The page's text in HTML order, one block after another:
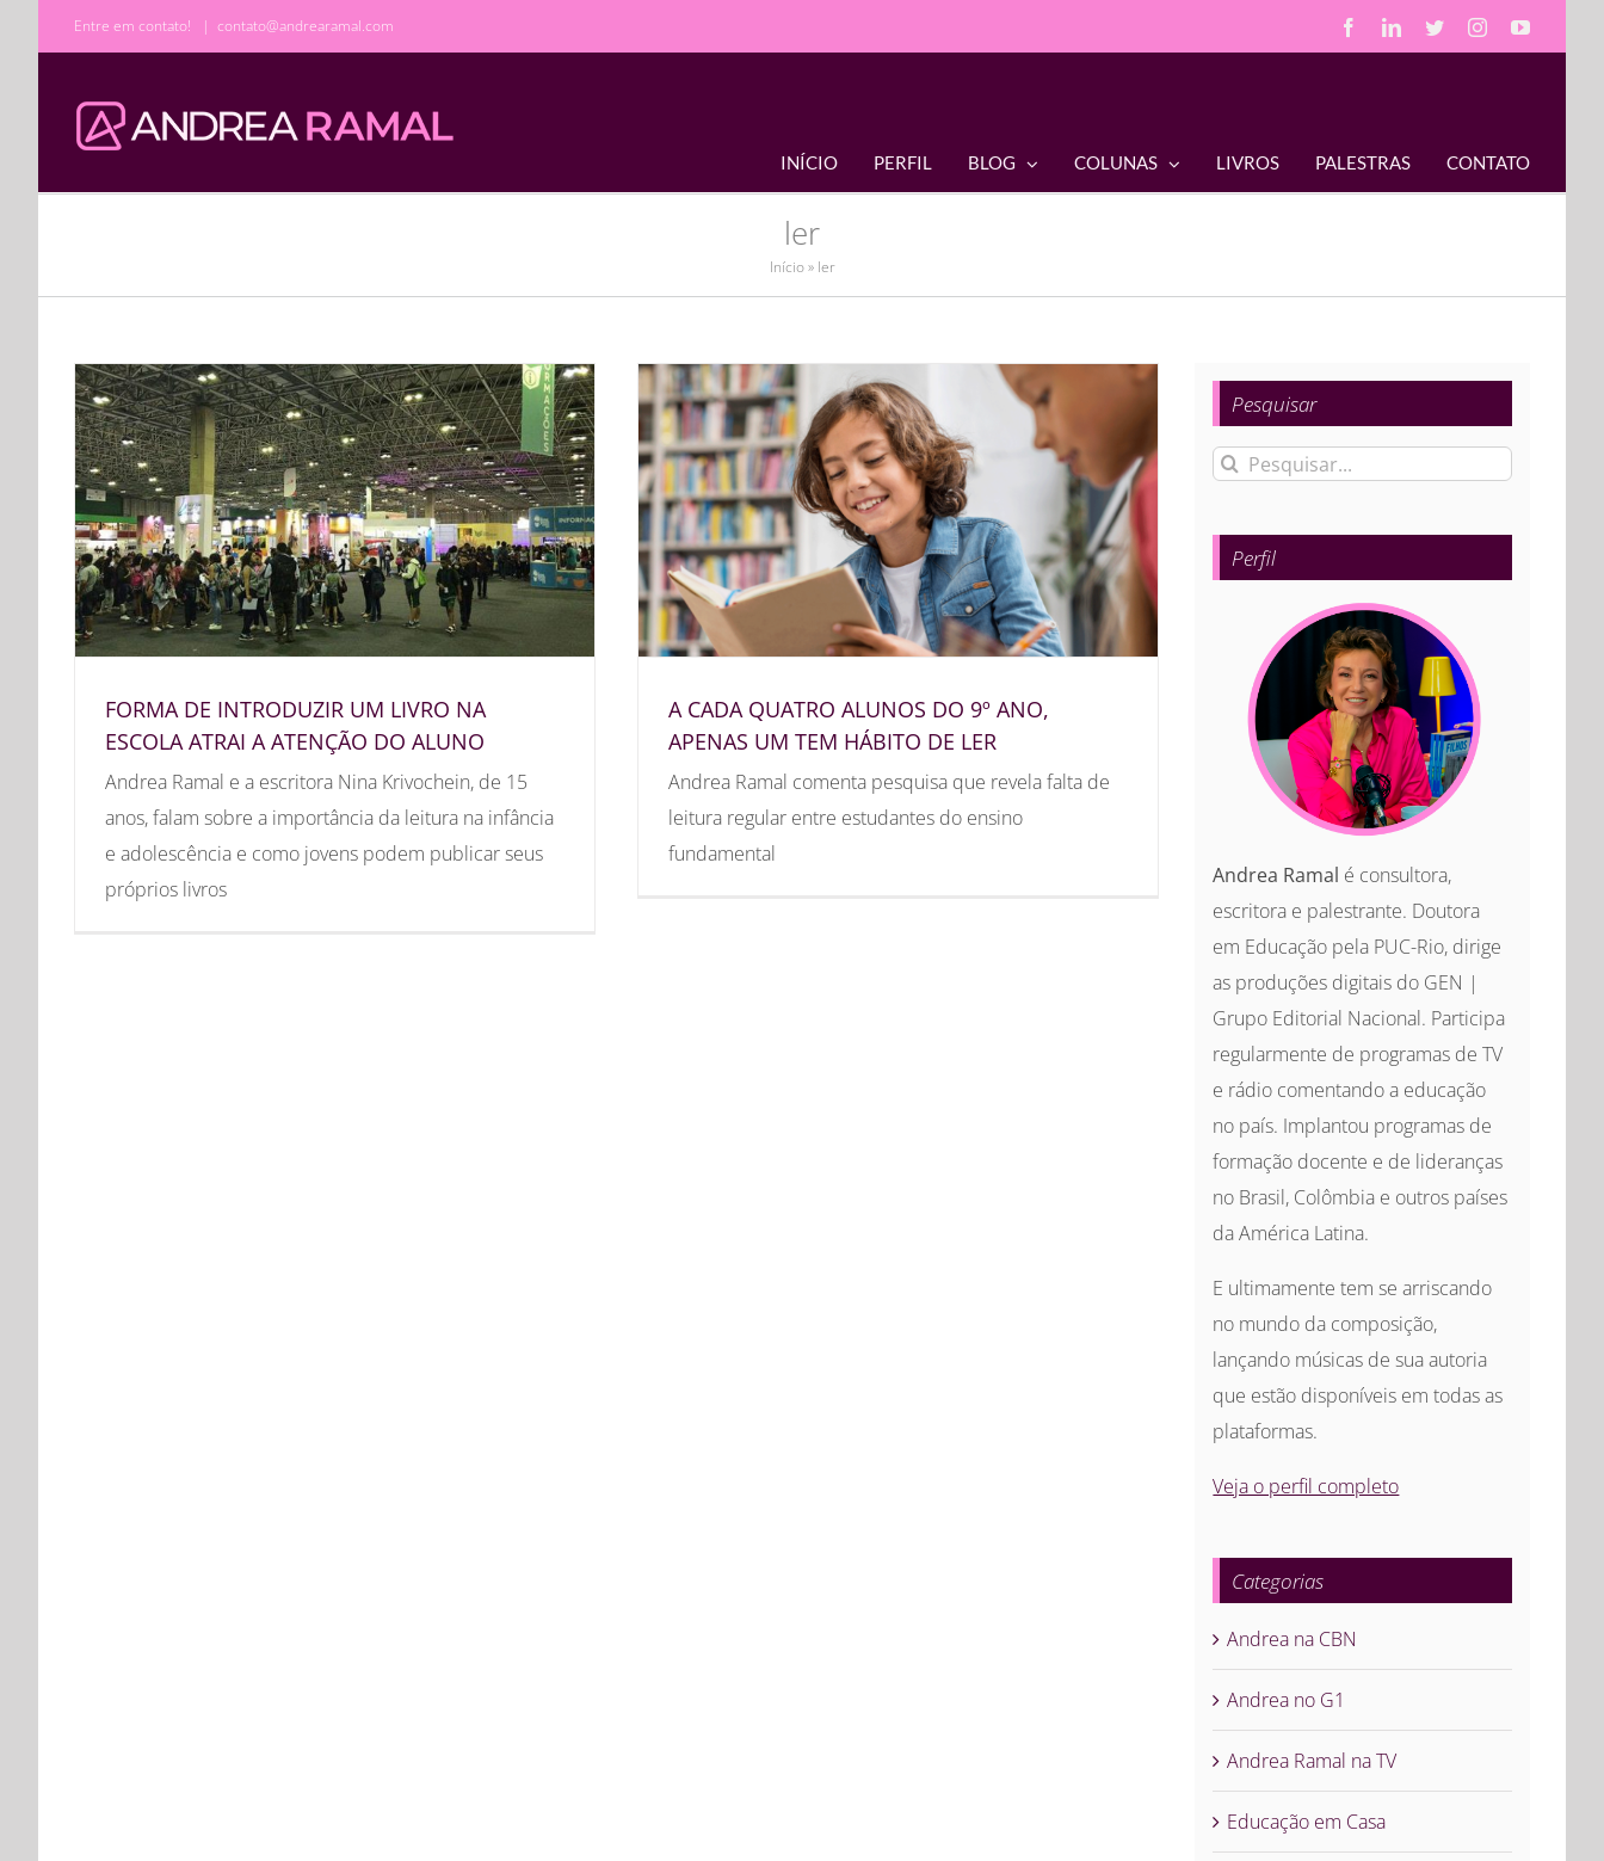
Entre em contato! | contato@andrearamal.com FacebookLinkedIn
TwitterInstagramYouTube
INÍCIO PERFIL BLOG COLUNAS LIVROS PALESTRAS CONTATO
ler
Início» ler
FORMA DE INTRODUZIR UM LIVRO NA
ESCOLA ATRAI A ATENÇÃO DO ALUNO
Andrea Ramal e a escritora Nina Krivochein, de 15
anos, falam sobre a importância da leitura na infância
e adolescência e como jovens podem publicar seus
próprios livros
A CADA QUATRO ALUNOS DO 9º ANO,
APENAS UM TEM HÁBITO DE LER
Andrea Ramal comenta pesquisa que revela falta de
leitura regular entre estudantes do ensino
fundamental
Pesquisar
Buscar
para:
Perfil
Andrea Ramal é consultora,
escritora e palestrante. Doutora
em Educação pela PUC-Rio, dirige
as produções digitais do GEN |
Grupo Editorial Nacional. Participa
regularmente de programas de TV
e rádio comentando a educação
no país. Implantou programas de
formação docente e de lideranças
no Brasil, Colômbia e outros países
da América Latina.
E ultimamente tem se arriscando
no mundo da composição,
lançando músicas de sua autoria
que estão disponíveis em todas as
plataformas.
Veja o perfil completo
Categorias
Andrea na CBN
Andrea no G1
Andrea Ramal na TV
Educação em Casa